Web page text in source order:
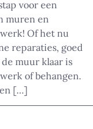
voor een
muren en
Of het nu
reparaties, goed
muur klaar is
of behangen.
[…]